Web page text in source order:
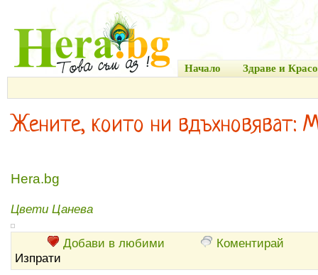
Начало Здраве и
Жените, които ни вдъхновяват:
Hera.bg
Цвети Цанева
Добави в любими
Коментирай
Изпрати